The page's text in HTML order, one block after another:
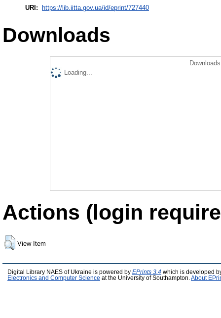
URI: https://lib.iitta.gov.ua/id/eprint/727440
Downloads
Loading...
Actions (login
View Item
Digital Library NAES of Ukraine is powered by EPrints 3.4 which is developed
Electronics and Computer Science at the University of Southampton. About